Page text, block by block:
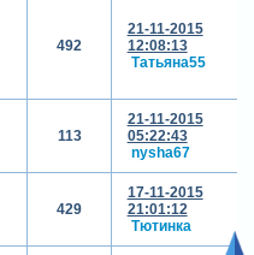
492
21-11-2015
12:08:13
Татьяна55
113
21-11-2015
05:22:43
nysha67
429
17-11-2015
21:01:12
Тютинка